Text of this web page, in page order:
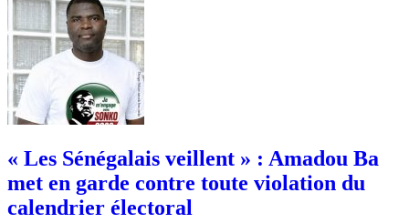
« Les Sénégalais veillent » : Amadou Ba
met en garde contre toute violation du
calendrier électoral